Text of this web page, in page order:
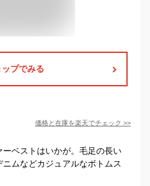
ップでみる
価格と在庫を楽天でチェック >>
ベストはいかが。毛足の長い
ムなどカジュアルなボトムス